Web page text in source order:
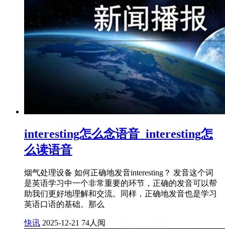
interesting怎么念语音_interesting怎
么读语音
烟气处理设备 如何正确地发音interesting？ 发音这个词
是英语学习中一个非常重要的环节，正确的发音可以帮
助我们更好地理解和交流。同样，正确地发音也是学习
英语口语的基础。那么
快讯 2025-12-21 74人阅